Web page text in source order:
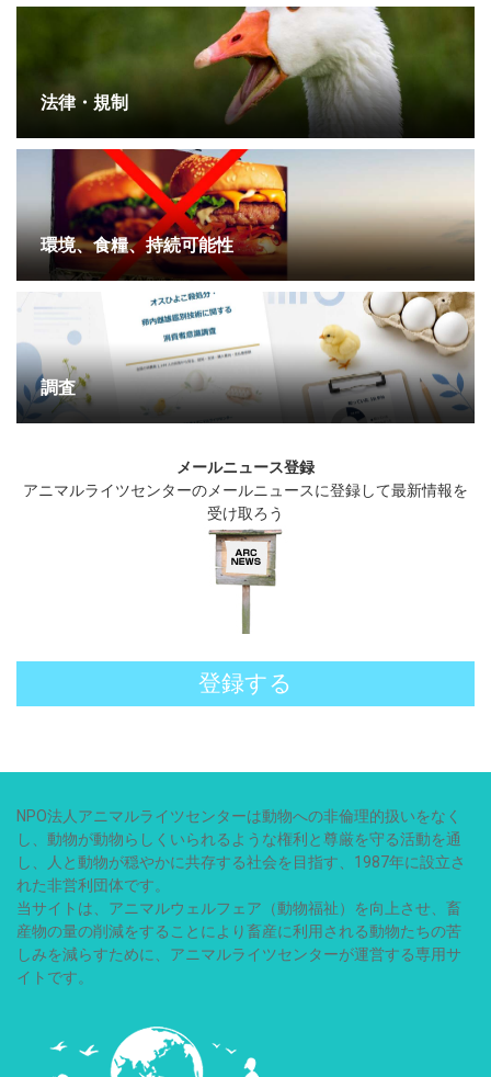
法律・規制
環境、食糧、持続可能性
調査
メールニュース登録
アニマルライツセンターのメールニュースに登録して最新情報を
受け取ろう
登録する
NPO法人アニマルライツセンターは動物への非倫理的扱いをなく
し、動物が動物らしくいられるような権利と尊厳を守る活動を通
し、人と動物が穏やかに共存する社会を目指す、1987年に設立さ
れた非営利団体です。
当サイトは、アニマルウェルフェア（動物福祉）を向上させ、畜
産物の量の削減をすることにより畜産に利用される動物たちの苦
しみを減らすために、アニマルライツセンターが運営する専用サ
イトです。